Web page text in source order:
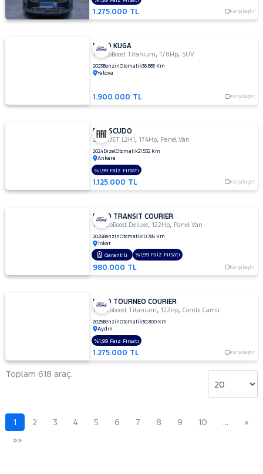
1.275.000 TL Karşılaştır
FORD KUGA
1.5 EcoBoost Titanium,178Hp, SUV
2023BenzinOtomatik36.885 Km
Yalova
1.900.000 TL Karşılaştır
FIAT SCUDO
2.0 MJET L2H1 ,174Hp, Panel Van
2024DizelOtomatik21.532 Km
Ankara
1.125.000 TL Karşılaştır
%1,99 Faiz Fırsatı
FORD TRANSIT COURIER
1.0 EcoBoost Deluxe,122Hp, Panel Van
2025BenzinOtomatik10.785 Km
Tokat
980.000 TL Karşılaştır
Garantili %1,99 Faiz Fırsatı
FORD TOURNEO COURIER
1.0 Ecoboost Titanium,122Hp,Combi Camlı
2025BenzinOtomatik30.800 Km
Aydın
1.275.000 TL Karşılaştır
%1,99 Faiz Fırsatı
Toplam 618 araç.
1 2 3 4 5 6 7 8 9 10 …
»
»»